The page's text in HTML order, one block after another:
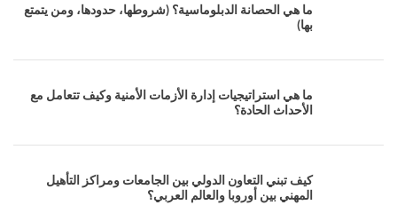
ما هي الحصانة الدبلوماسية؟ (شروطها، حدودها، ومن يتمتع
بها)
ما هي استراتيجيات إدارة الأزمات الأمنية وكيف تتعامل مع
الأحداث الحادة؟
كيف تبني التعاون الدولي بين الجامعات ومراكز التأهيل
المهني بين أوروبا والعالم العربي؟